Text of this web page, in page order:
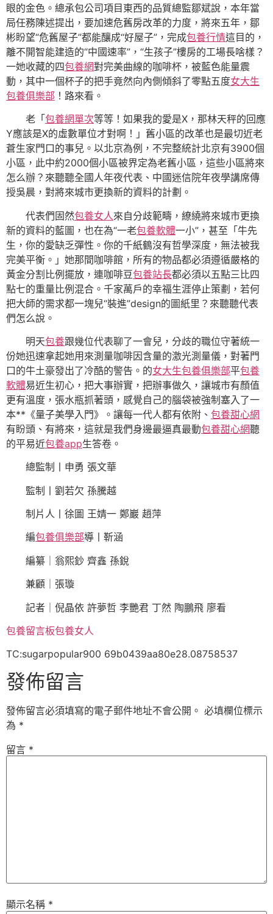
眼的金色。總承包公司項目東西的品質總監鄒斌說，本年當
局任務陳述提出，要加速危舊房改革的力度，將來五年，鄒
彬盼望“危舊屋子”都能釀成“好屋子”，完成包養行情這目的，
離不開智能建造的“中國速率”，“生孩子”樓房的工場長啥樣？
一她收藏的四包養網對完美曲線的咖啡杯，被藍色能量震
動，其中一個杯子的把手竟然向內側傾斜了零點五度女大生
包養俱樂部 ！路來看。
老「 包養網單次等等！如果我的愛是X，那林天秤的回應
Y應該是X的虛數單位才對啊！」舊小區的改革也是最切近老
蒼生家門口的事兒。以北京為例，不完整統計北京有3900個
小區，此中約2000個小區被界定為老舊小區，這些小區將來
怎么辦？來聽聽全國人年夜代表、中國迷信院年夜學講席傳
授吳晨，對將來城市更換新的資料的計劃。
代表們固然包養女人來自分歧範疇，繚繞將來城市更換
新的資料的藍圖，也在為“一老包養軟體一小”，甚至「牛先
生，你的愛缺乏彈性。你的千紙鶴沒有哲學深度，無法被我
完美平衡。」她那間咖啡館，所有的物品都必須遵循嚴格的
黃金分割比例擺放，連咖啡豆包養站長都必須以五點三比四
點七的重量比例混合。千家萬戶的幸福生涯停止策劃，若何
把大師的需求都一塊兒“裝進”design的圖紙里？來聽聽代表
們怎么說。
明天包養跟幾位代表聊了一會兒，分歧的職位守著統一
份她迅速拿起她用來測量咖啡因含量的激光測量儀，對著門
口的牛土豪發出了冷酷的警告。的女大生包養俱樂部平包養
軟體易近生初心，把大事辦實，把辦事做久，讓城市有顏值
更有溫度，張水瓶抓著頭，感覺自己的腦袋被強制塞入了一
本**《量子美學入門》。讓每一代人都有依附、 包養甜心網
有盼頭、有將來，這就是我們身邊最逼真最動包養甜心網聽
的平易近包養app生答卷。
總監制丨申勇 張文華
監制丨劉若欠 孫騰越
制片人丨徐圖 王婧一 鄭巖 趙萍
編包養俱樂部導丨靳涵
編纂｜翁熙鈔 齊鑫 孫銳
兼顧｜張璇
記者｜倪晶依 許夢哲 李艷君 丁然 陶鵬飛 廖看
包養留言板包養女人
TC:sugarpopular900 69b0439aa80e28.08758537
發佈留言
發佈留言必須填寫的電子郵件地址不會公開。 必填欄位標示
為 *
留言 *
顯示名稱 *